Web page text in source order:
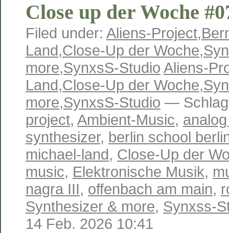
Close up der Woche
Filed under: Aliens-Project,
Land,Close-Up der Woche,
more,SynxsS-Studio Aliens-
Land,Close-Up der Woche,
more,SynxsS-Studio —
project, Ambient-Music,
synthesizer, berlin school
michael-land, Close-Up der
music, Elektronische Musik,
nagra III, offenbach am main,
Synthesizer & more, Synxss-
14 Feb. 2026 10:41